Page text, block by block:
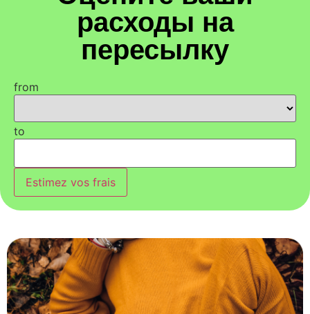
расходы на
пересылку
from
to
Estimez vos frais